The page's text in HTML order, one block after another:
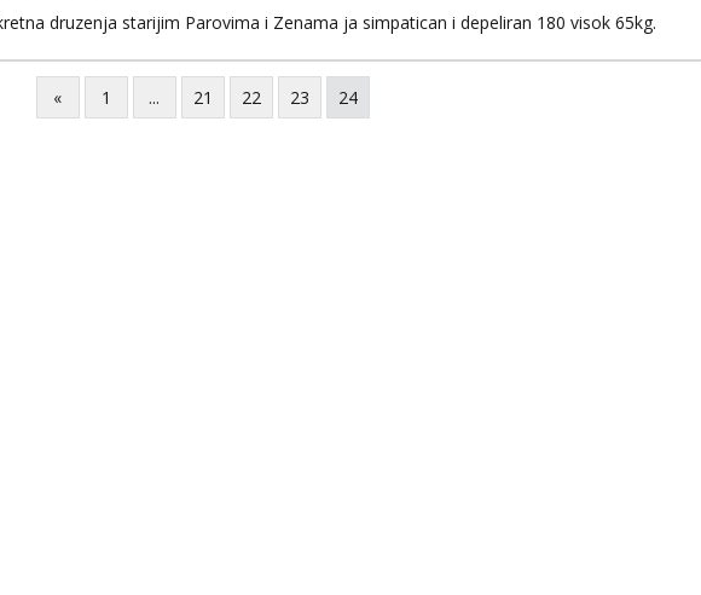
druzenja starijim Parovima i Zenama ja simpatican i depeliran 180 visok 65kg.
« 1 ... 21 22 23 24